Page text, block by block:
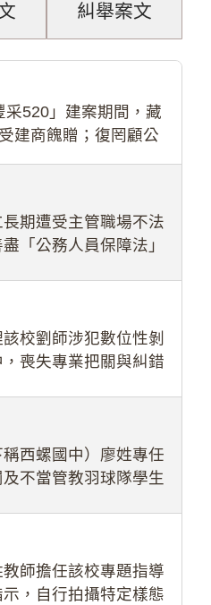
糾舉案文
520」建案期間，藏
建商餽贈；復罔顧公
期遭受主管職場不法
「公務人員保障法」
校劉師涉犯數位性剝
喪失專業把關與糾錯
西螺國中）廖姓專任
不當管教羽球隊學生
師擔任該校專題指導
，自行拍攝特定樣態